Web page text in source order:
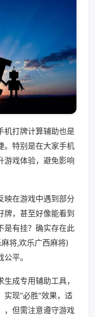
机打牌计算辅助也是
。特别是在大家手机
游戏体验，避免影响
映在游戏中遇到部分
牌，甚至好像能看到
是有挂？确实存在此
将,欢乐广西麻将)
平。
成专用辅助工具，
现“必胜”效果，适
，但需注意遵守游戏